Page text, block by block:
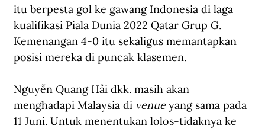
itu berpesta gol ke gawang Indonesia di laga
kualifikasi Piala Dunia 2022 Qatar Grup G.
Kemenangan 4-0 itu sekaligus memantapkan
posisi mereka di puncak klasemen.
Nguyễn Quang Hải dkk. masih akan
menghadapi Malaysia di venue yang sama pada
11 Juni. Untuk menentukan lolos-tidaknya ke